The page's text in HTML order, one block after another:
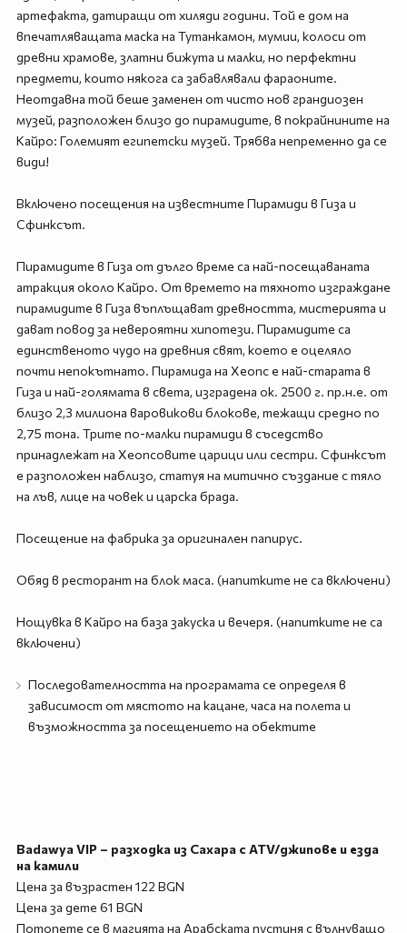
артефакта, датиращи от хиляди години. Той е дом на
впечатляващата маска на Тутанкамон, мумии, колоси от
древни храмове, златни бижута и малки, но перфектни
предмети, които някога са забавлявали фараоните.
Неотдавна той беше заменен от чисто нов грандиозен
музей, разположен близо до пирамидите, в покрайнините на
Кайро: Големият египетски музей. Трябва непременно да се
види!
Включено посещения на известните Пирамиди в Гиза и
Сфинксът.
Пирамидите в Гиза от дълго време са най-посещаваната
атракция около Кайро. От времето на тяхното изграждане
пирамидите в Гиза въплъщават древността, мистерията и
дават повод за невероятни хипотези. Пирамидите са
единственото чудо на древния свят, което е оцеляло
почти непокътнато. Пирамида на Хеопс е най-старата в
Гиза и най-голямата в света, изградена ок. 2500 г. пр.н.е. от
близо 2,3 милиона варовикови блокове, тежащи средно по
2,75 тона. Трите по-малки пирамиди в съседство
принадлежат на Хеопсовите царици или сестри. Сфинксът
е разположен наблизо, статуя на митично създание с тяло
на лъв, лице на човек и царска брада.
Посещение на фабрика за оригинален папирус.
Обяд в ресторант на блок маса. (напитките не са включени)
Нощувка в Кайро на база закуска и вечеря. (напитките не са
включени)
Последователността на програмата се определя в
зависимост от мястото на кацане, часа на полета и
възможността за посещението на обектите
Badawya VIP – разходка из Сахара с ATV/джипове и езда
на камили
Цена за възрастен 122 BGN
Цена за дете 61 BGN
Потопете се в магията на Арабската пустиня с вълнуващо